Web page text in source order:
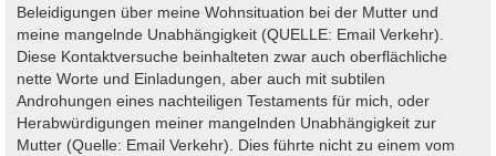
Beleidigungen über meine Wohnsituation bei der Mutter und
meine mangelnde Unabhängigkeit (QUELLE: Email Verkehr).
Diese Kontaktversuche beinhalteten zwar auch oberflächliche
nette Worte und Einladungen, aber auch mit subtilen
Androhungen eines nachteiligen Testaments für mich, oder
Herabwürdigungen meiner mangelnden Unabhängigkeit zur
Mutter (Quelle: Email Verkehr). Dies führte nicht zu einem vom